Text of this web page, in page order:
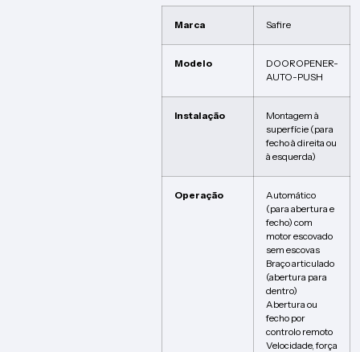
Marca Safire
Modelo
DOOROPENER-
AUTO-PUSH
Instalação
Montagem à
superfície (para
fecho à direita ou
à esquerda)
Operação
Automático
(para abertura e
fecho) com
motor escovado
sem escovas
Braço articulado
(abertura para
dentro)
Abertura ou
fecho por
controlo remoto
Velocidade, força